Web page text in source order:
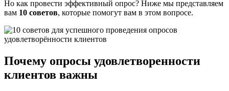
Но как провести эффективный опрос? Ниже мы представляем
вам 10 советов, которые помогут вам в этом вопросе.
Почему опросы удовлетворенности
клиентов важны